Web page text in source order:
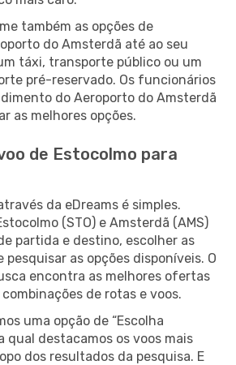
também as opções de
do Amsterdã até ao seu
táxi, transporte público ou um
pré-reservado. Os funcionários
do Aeroporto do Amsterdã
as melhores opções.
de Estocolmo para
da eDreams é simples.
(STO) e Amsterdã (AMS)
partida e destino, escolher as
pesquisar as opções disponíveis. O
encontra as melhores ofertas
de rotas e voos.
uma opção de “Escolha
qual destacamos os voos mais
dos resultados da pesquisa. E